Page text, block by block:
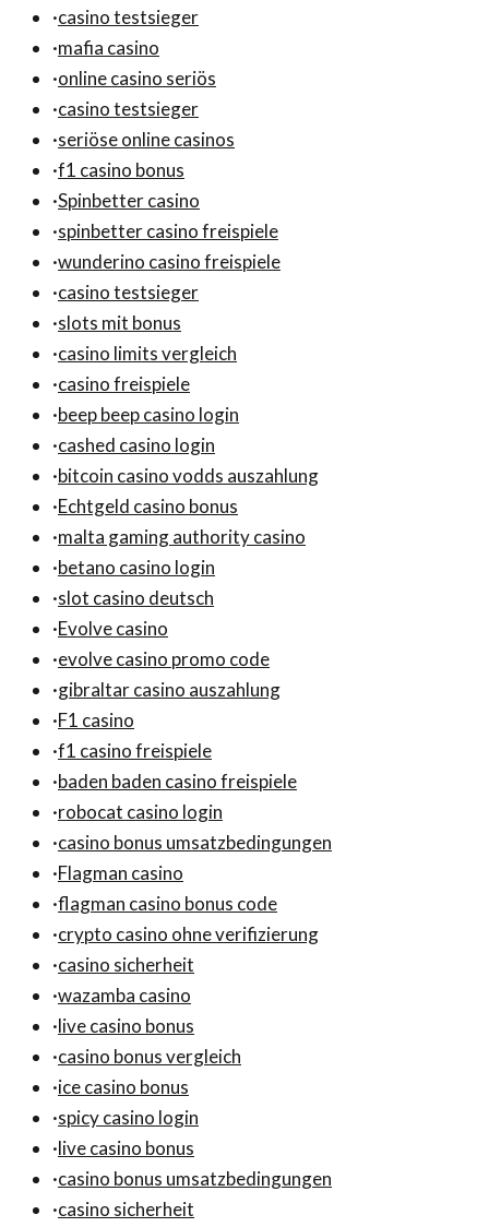
·casino testsieger
·mafia casino
·online casino seriös
·casino testsieger
·seriöse online casinos
·f1 casino bonus
·Spinbetter casino
·spinbetter casino freispiele
·wunderino casino freispiele
·casino testsieger
·slots mit bonus
·casino limits vergleich
·casino freispiele
·beep beep casino login
·cashed casino login
·bitcoin casino vodds auszahlung
·Echtgeld casino bonus
·malta gaming authority casino
·betano casino login
·slot casino deutsch
·Evolve casino
·evolve casino promo code
·gibraltar casino auszahlung
·F1 casino
·f1 casino freispiele
·baden baden casino freispiele
·robocat casino login
·casino bonus umsatzbedingungen
·Flagman casino
·flagman casino bonus code
·crypto casino ohne verifizierung
·casino sicherheit
·wazamba casino
·live casino bonus
·casino bonus vergleich
·ice casino bonus
·spicy casino login
·live casino bonus
·casino bonus umsatzbedingungen
·casino sicherheit